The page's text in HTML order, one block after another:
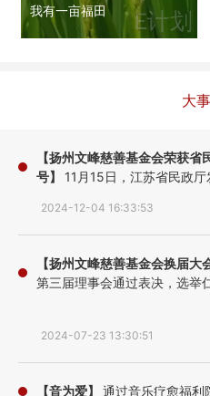
我有一亩福田
大
【扬州文峰慈善基金会荣获
号】 11月15日，江苏省民政
证书和社会组织等级评估奖牌
予“4A级社会组织”荣誉称号！
2024-12-04 16:33:53
【扬州文峰慈善基金会换届大
第三届理事会通过表决，选举
师任副理事长；选举肖楠女
丽玲女士为第三届理事会名誉
法师、赵长虹女士、郭祝山先
2024-07-23 13:30:51
【音为爱】 通过音乐疗愈福利